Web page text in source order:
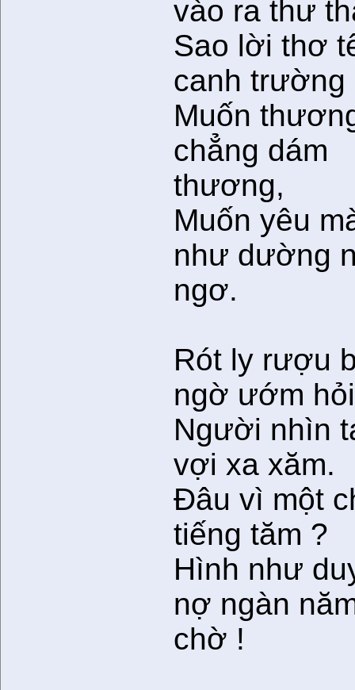
vào ra thư
Sao lời thơ
canh trường
Muốn
chẳng dám
thương,
Muốn yêu
như dường
ngơ.
Rót ly rượu
ngờ ướm
Người nhìn
vợi xa xăm.
Ðâu vì một
tiếng tăm ?
Hình như
nợ ngàn
chờ !